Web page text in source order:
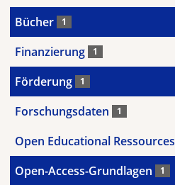
Bücher 1
Finanzierung 1
Förderung 1
Forschungsdaten 1
Open Educational Ressources
Open-Access-Grundlagen 1